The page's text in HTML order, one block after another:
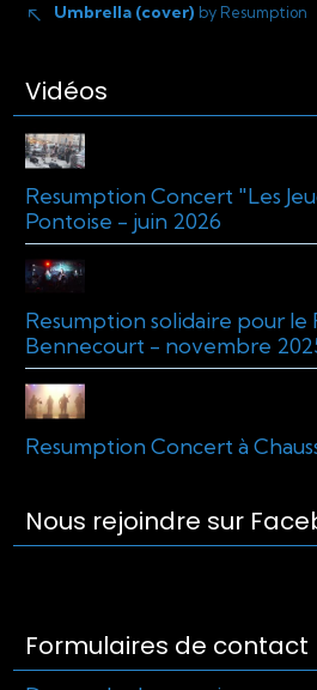
Umbrella (cover) by Resumption
Vidéos
Resumption Concert "Les
Pontoise - juin 2026
Resumption solidaire pour le
Bennecourt - novembre
Resumption Concert à
Nous rejoindre sur
Formulaires de contact